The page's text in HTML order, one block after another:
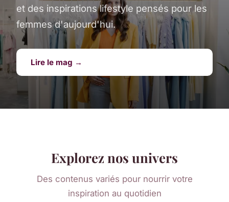
et des inspirations lifestyle pensés pour les
femmes d'aujourd'hui.
Lire le mag →
Explorez nos univers
Des contenus variés pour nourrir votre
inspiration au quotidien